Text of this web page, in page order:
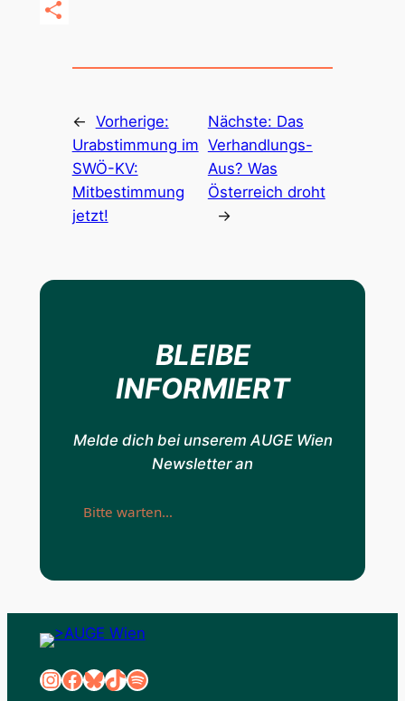
Link
Email
← Vorherige:
Urabstimmung im
SWÖ-KV:
Mitbestimmung
jetzt!
Nächste: Das
Verhandlungs-
Aus? Was
Österreich droht
→
BLEIBE
INFORMIERT
Melde dich bei unserem AUGE Wien
Newsletter an
Bitte warten…
InstagramFacebook Bluesky TikTok Spotify